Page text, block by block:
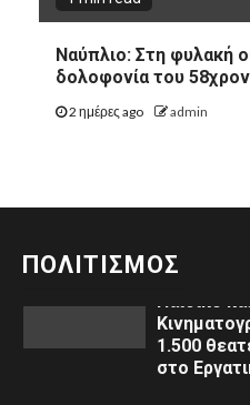
Ναύπλιο: Στη φυλακή
δολοφονία του
2 ημέρες ago admin
ΠΟΛΙΤΙΣΜΟΣ
ΠΟΛΙΤΙΣΜΌΣ
Μηνύματα
11
ΠΟΛΙΤΙΣΜΌΣ
3ο
Παιδικό
1.500
στο